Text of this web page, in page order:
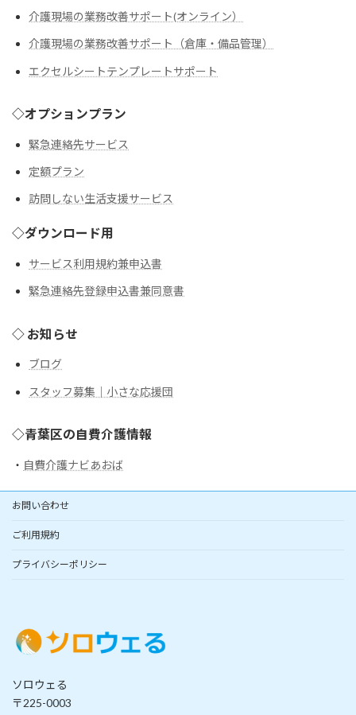
介護現場の業務改善サポート(オンライン）
介護現場の業務改善サポート（倉庫・備品管理）
エクセルシートテンプレートサポート
◇オプションプラン
緊急連絡先サービス
定額プラン
訪問しない生活支援サービス
◇ダウンロード用
サービス利用規約兼申込書
緊急連絡先登録申込書兼同意書
◇ お知らせ
ブログ
スタッフ募集｜小さな応援団
◇青葉区の自費介護情報
・ 自費介護ナビあおば
お問い合わせ
ご利用規約
プライバシーポリシー
ソロウェる
〒225-0003